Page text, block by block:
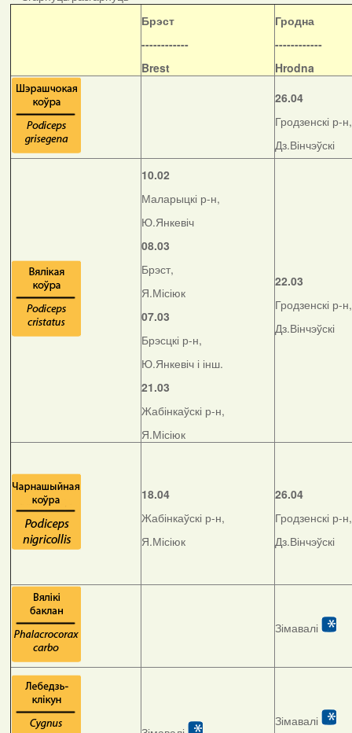
Брэст
------------
Brest
Гродна
------------
Hrodna
26.04
Гродзенскі р-н,
Дз.Вінчэўскі
10.02
Маларыцкі р-н,
Ю.Янкевіч
08.03
Брэст,
Я.Місіюк
07.03
Брэсцкі р-н,
Ю.Янкевіч і інш.
21.03
Жабінкаўскі р-н,
Я.Місіюк
22.03
Гродзенскі р-н,
Дз.Вінчэўскі
18.04
Жабінкаўскі р-н,
Я.Місіюк
26.04
Гродзенскі р-н,
Дз.Вінчэўскі
Зімавалі
Зімавалі